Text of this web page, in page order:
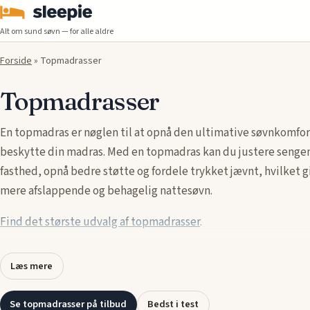
Alt om sund søvn — for alle aldre
Forside» Topmadrasser
Topmadrasser
En topmadras er nøglen til at opnå den ultimative
beskytte din madras. Med en topmadras kan du justere
fasthed, opnå bedre støtte og fordele trykket jævnt, hvilket
mere afslappende og behagelig nattesøvn.
Find det største udvalg af topmadrasser.
Topmadrasser, også kaldet madrasto, fås i forskellige
memory foam, latex og skum, der tilbyder unikke fordele som
trykaflastning, åndbarhed og ekstra blødhed. Uanset om du
Læs mere
Se topmadrasser på tilbud Bedst i test